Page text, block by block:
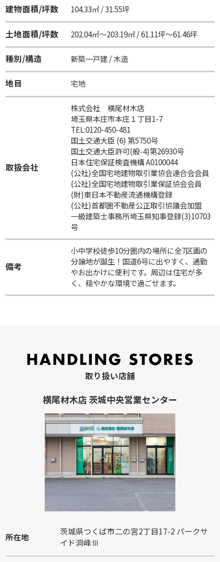
建物面積/坪数 104.33㎡ / 31.55坪
土地面積/坪数 202.04㎡～203.19㎡ / 61.11坪～61.46坪
種別/構造 新築一戸建 / 木造
地目 宅地
取扱会社
株式会社 横尾材木店
埼玉県本庄市本庄１丁目1-7
TEL:0120-450-481
国土交通大臣 (6) 第5750号
国土交通大臣許可(般-4)第26930号
日本住宅保証検査機構 A0100044
(公社)全国宅地建物取引業協会連合会会員
(公社)全国宅地建物取引業保証協会会員
(財)東日本不動産流通機構登録
(公社)首都圏不動産公正取引協議会加盟
一級建築士事務所埼玉県知事登録(3)10703
号
備考
小中学校徒歩10分圏内の場所に全7区画の
分譲地が誕生！国道6号に出やすく、通勤
やお出かけに便利です。周辺は住宅が多
く、穏やかな環境で過ごせます。
取り扱い店舗
横尾材木店 茨城中央営業センター
所在地
茨城県つくば市二の宮2丁目17-2 パークサ
イド洞峰Ⅲ